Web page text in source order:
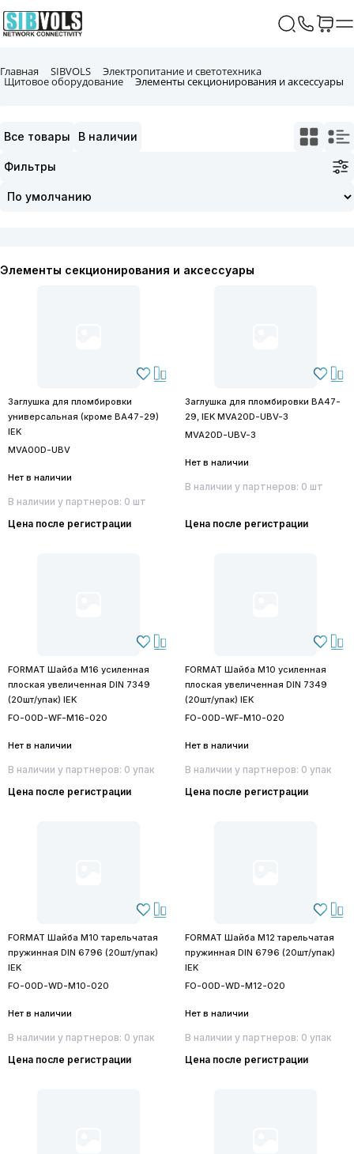
Главная SIBVOLS Электропитание и светотехника
Щитовое оборудование Элементы секционирования и аксессуары
Все товары В наличии
Фильтры
Элементы секционирования и аксессуары
Заглушка для пломбировки
универсальная (кроме ВА47-29)
IEK
MVA00D-UBV
Нет в наличии
В наличии у партнеров: 0 шт
Цена после регистрации
Заглушка для пломбировки ВА47-
29, IEK MVA20D-UBV-3
MVA20D-UBV-3
Нет в наличии
В наличии у партнеров: 0 шт
Цена после регистрации
FORMAT Шайба М16 усиленная
плоская увеличенная DIN 7349
(20шт/упак) IEK
FO-00D-WF-M16-020
Нет в наличии
В наличии у партнеров: 0 упак
Цена после регистрации
FORMAT Шайба М10 усиленная
плоская увеличенная DIN 7349
(20шт/упак) IEK
FO-00D-WF-M10-020
Нет в наличии
В наличии у партнеров: 0 упак
Цена после регистрации
FORMAT Шайба М10 тарельчатая
пружинная DIN 6796 (20шт/упак)
IEK
FO-00D-WD-M10-020
Нет в наличии
В наличии у партнеров: 0 упак
Цена после регистрации
FORMAT Шайба М12 тарельчатая
пружинная DIN 6796 (20шт/упак)
IEK
FO-00D-WD-M12-020
Нет в наличии
В наличии у партнеров: 0 упак
Цена после регистрации